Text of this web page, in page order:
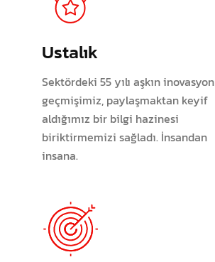
Ustalık
Sektördeki 55 yılı aşkın inovasyon
geçmişimiz, paylaşmaktan keyif
aldığımız bir bilgi hazinesi
biriktirmemizi sağladı. İnsandan
insana.